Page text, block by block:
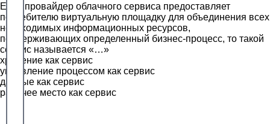
Если провайдер облачного сервиса предоставляет
потребителю виртуальную площадку для объединения всех
необходимых информационных ресурсов,
поддерживающих определенный бизнес-процесс, то такой
сервис называется «…»
хранение как сервис
управление процессом как сервис
данные как сервис
рабочее место как сервис